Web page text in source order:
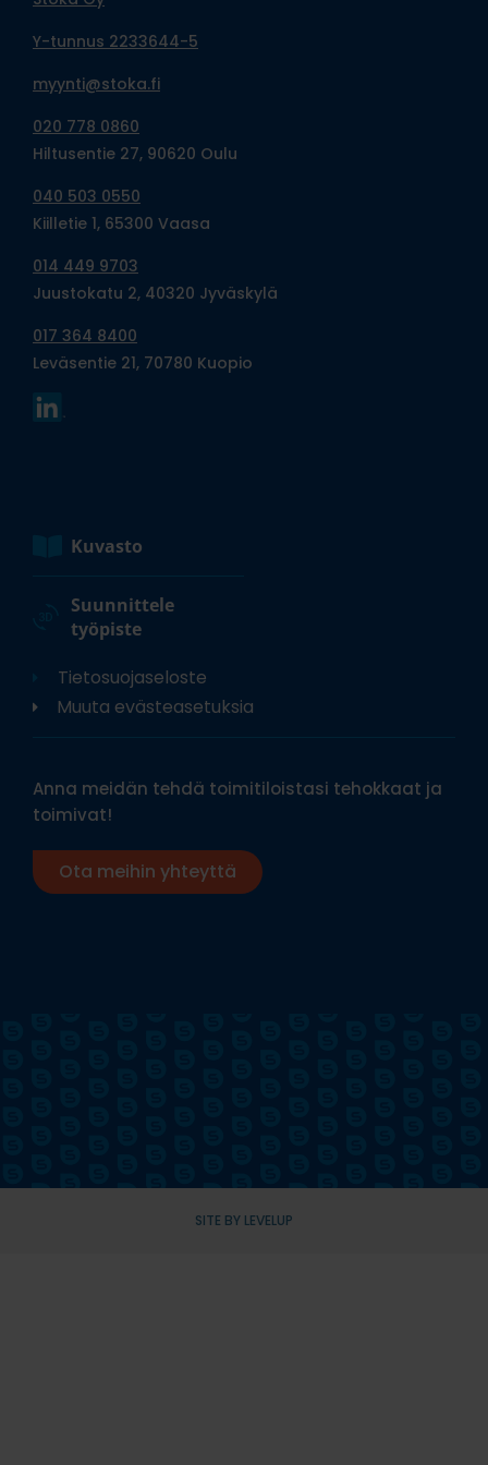
Y-tunnus 2233644-5
myynti@stoka.fi
020 778 0860
Hiltusentie 27, 90620 Oulu
040 503 0550
Kiilletie 1, 65300 Vaasa
014 449 9703
Juustokatu 2, 40320 Jyväskylä
017 364 8400
Leväsentie 21, 70780 Kuopio
Kuvasto
Suunnittele
työpiste
Tietosuojaseloste
Muuta evästeasetuksia
Anna meidän tehdä toimitiloistasi tehokkaat ja
toimivat!
Ota meihin yhteyttä
SITE BY LEVELUP